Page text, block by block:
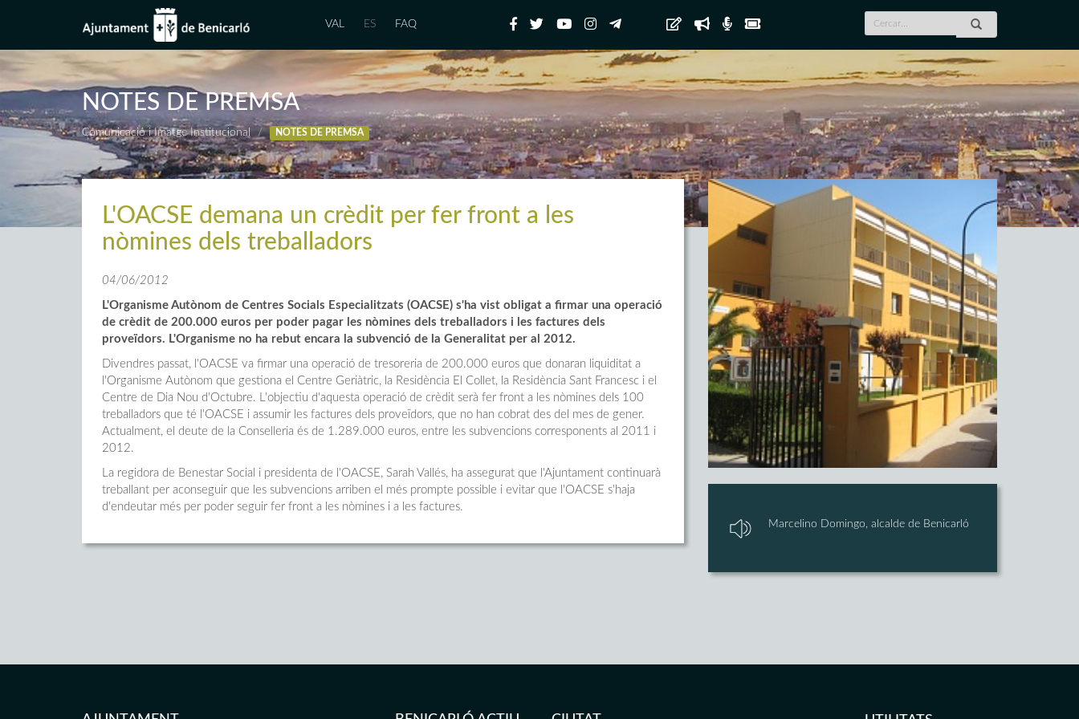
VAL ES FAQ
NOTES DE PREMSA
Comunicació i Imatge Institucional NOTES DE PREMSA
L'OACSE demana un crèdit per fer front a les
nòmines dels treballadors
04/06/2012
L'Organisme Autònom de Centres Socials Especialitzats (OACSE) s'ha vist obligat a firmar una operació
de crèdit de 200.000 euros per poder pagar les nòmines dels treballadors i les factures dels
proveïdors. L'Organisme no ha rebut encara la subvenció de la Generalitat per al 2012.
Divendres passat, l'OACSE va firmar una operació de tresoreria de 200.000 euros que donaran liquiditat a
l'Organisme Autònom que gestiona el Centre Geriàtric, la Residència El Collet, la Residència Sant Francesc i el
Centre de Dia Nou d'Octubre. L'objectiu d'aquesta operació de crèdit serà fer front a les nòmines dels 100
treballadors que té l'OACSE i assumir les factures dels proveïdors, que no han cobrat des del mes de gener.
Actualment, el deute de la Conselleria és de 1.289.000 euros, entre les subvencions corresponents al 2011 i
2012.
La regidora de Benestar Social i presidenta de l'OACSE, Sarah Vallés, ha assegurat que l'Ajuntament continuarà
treballant per aconseguir que les subvencions arriben el més prompte possible i evitar que l'OACSE s'haja
d'endeutar més per poder seguir fer front a les nòmines i a les factures.
Marcelino Domingo, alcalde de Benicarló